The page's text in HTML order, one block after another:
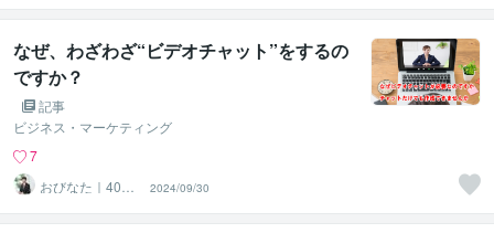
り掴む転職術
なぜ、わざわざ“ビデオチャット”をするの
ですか？
記事
ビジネス・マーケティング
7
おびなた｜40
代・50代の就活
サポーター
2024/09/30